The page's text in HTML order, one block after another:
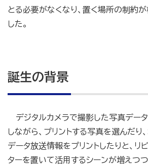
とる必要がなくなり、置く場所の制約
した。
誕生の背景
デジタルカメラで撮影した写真デー
しながら、プリントする写真を選んだり
データ放送情報をプリントしたりと、リ
ターを置いて活用するシーンが増えつ